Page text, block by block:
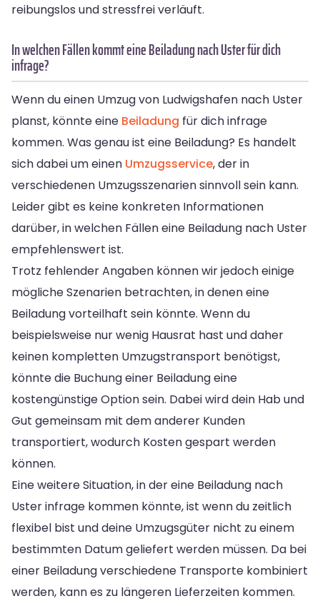
reibungslos und stressfrei verläuft.
In welchen Fällen kommt eine Beiladung nach Uster für dich
infrage?
Wenn du einen Umzug von Ludwigshafen nach Uster
planst, könnte eine Beiladung für dich infrage
kommen. Was genau ist eine Beiladung? Es handelt
sich dabei um einen Umzugsservice, der in
verschiedenen Umzugsszenarien sinnvoll sein kann.
Leider gibt es keine konkreten Informationen
darüber, in welchen Fällen eine Beiladung nach Uster
empfehlenswert ist.
Trotz fehlender Angaben können wir jedoch einige
mögliche Szenarien betrachten, in denen eine
Beiladung vorteilhaft sein könnte. Wenn du
beispielsweise nur wenig Hausrat hast und daher
keinen kompletten Umzugstransport benötigst,
könnte die Buchung einer Beiladung eine
kostengünstige Option sein. Dabei wird dein Hab und
Gut gemeinsam mit dem anderer Kunden
transportiert, wodurch Kosten gespart werden
können.
Eine weitere Situation, in der eine Beiladung nach
Uster infrage kommen könnte, ist wenn du zeitlich
flexibel bist und deine Umzugsgüter nicht zu einem
bestimmten Datum geliefert werden müssen. Da bei
einer Beiladung verschiedene Transporte kombiniert
werden, kann es zu längeren Lieferzeiten kommen.